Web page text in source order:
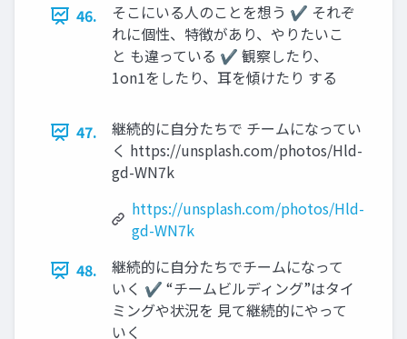
46.
そこにいる人のことを想う ✔ それぞ
れに個性、特徴があり、やりたいこ
と も違っている ✔ 観察したり、
1on1をしたり、耳を傾けたり する
47.
継続的に自分たちで チームになってい
く https://unsplash.com/photos/Hld-
gd-WN7k
https://unsplash.com/photos/Hld-
gd-WN7k
48.
継続的に自分たちでチームになって
いく ✔ “チームビルディング”はタイ
ミングや状況を 見て継続的にやって
いく